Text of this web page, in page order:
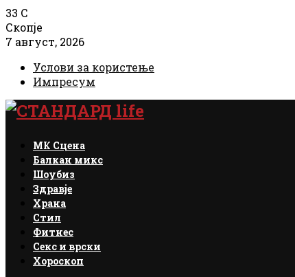
33 C
Скопје
7 август, 2026
Услови за користење
Импресум
Facebook
Instagram
Email
Rss
МК Сцена
Балкан микс
Шоубиз
Здравје
Храна
Стил
Фитнес
Секс и врски
Хороскоп